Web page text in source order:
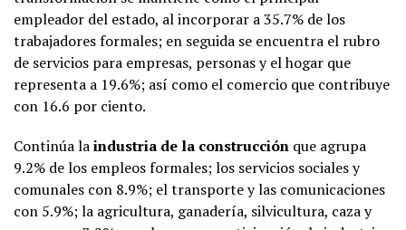
empleador del estado, al incorporar a 35.7% de los
trabajadores formales; en seguida se encuentra el rubro
de servicios para empresas, personas y el hogar que
representa a 19.6%; así como el comercio que contribuye
con 16.6 por ciento.
Continúa laindustria de la construcción que agrupa
9.2% de los empleos formales; los servicios sociales y
comunales con 8.9%; el transporte y las comunicaciones
con 5.9%; la agricultura, ganadería, silvicultura, caza y